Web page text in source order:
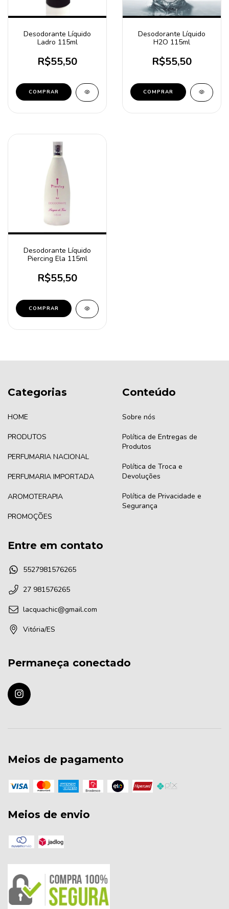
Desodorante Líquido
Ladro 115ml
R$55,50
Desodorante Líquido
H2O 115ml
R$55,50
Desodorante Líquido
Piercing Ela 115ml
R$55,50
Categorias
HOME
PRODUTOS
PERFUMARIA NACIONAL
PERFUMARIA IMPORTADA
AROMOTERAPIA
PROMOÇÕES
Conteúdo
Sobre nós
Política de Entregas de
Produtos
Política de Troca e
Devoluções
Política de Privacidade e
Segurança
Entre em contato
5527981576265
27 981576265
lacquachic@gmail.com
Vitória/ES
Permaneça conectado
Meios de pagamento
Meios de envio